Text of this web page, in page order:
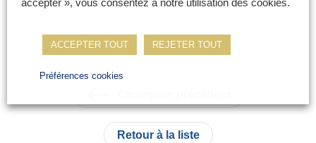
Retour à la liste
accepter », vous consentez à notre utilisation des cookies.
ACCEPTER TOUT REJETER TOUT
Préférences cookies